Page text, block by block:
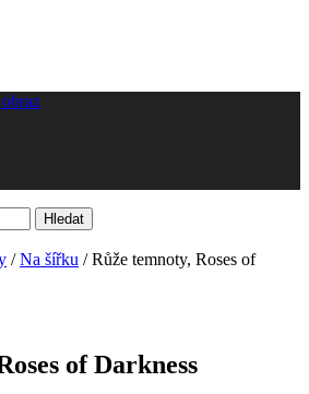
/Na šířku / Růže temnoty, Roses of
of Darkness